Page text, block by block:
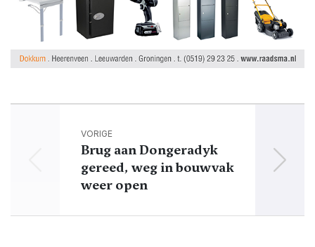
VORIGE
Brug aan Dongeradyk
gereed, weg in bouwvak
weer open